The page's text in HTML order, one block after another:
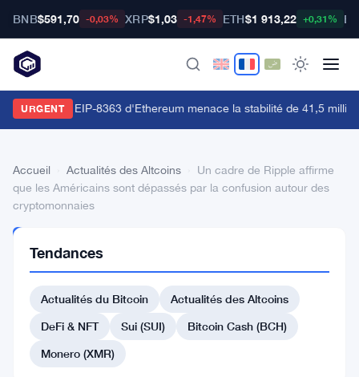
BNB$591,70 -0,03% XRP$1,03 -1,47% ETH$1 913,22 +0,31%
URGENT
proposition EIP-8363 d'Ethereum menace la stabilité de 41,5
Accueil Actualités des Altcoins
Un cadre de Ripple affirme
que les Américains sont dépassés par la confusion autour des
cryptomonnaies
DES
ALTCOINS
cadre
Tendances
Actualités du Bitcoin
Actualités des Altcoins
DeFi & NFT
Sui (SUI)
Bitcoin Cash (BCH)
Monero (XMR)